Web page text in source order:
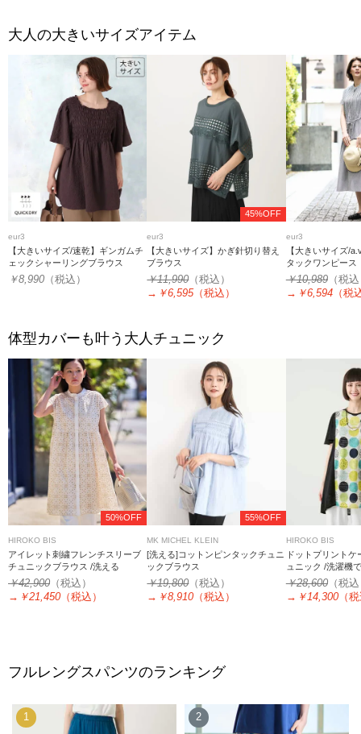
大人の大きいサイズアイテム
eur3
【大きいサイズ/速乾】ギンガムチ
ェックシャーリングブラウス
￥8,990 （税込）
45%OFF
eur3
【大きいサイズ】かぎ針切り替え
ブラウス
￥11,990（税込）
→ ￥6,595（税込）
eur3
【大きいサイズ/
タックワンピース
￥10,989（税
→ ￥6,594（税
体型カバーも叶う大人チュニック
50%OFF
HIROKO BIS
アイレット刺繍フレンチスリーブ
チュニックブラウス /洗える
￥42,900 （税込）
→ ￥21,450 （税込）
55%OFF
MK MICHEL KLEIN
[洗える]コットンピンタックチュニ
ックブラウス
￥19,800（税込）
→ ￥8,910 （税込）
HIROKO BIS
ドットプリント
ュニック /洗濯機
￥28,600（税
→ ￥14,300（
フルレングスパンツのランキング
1 2